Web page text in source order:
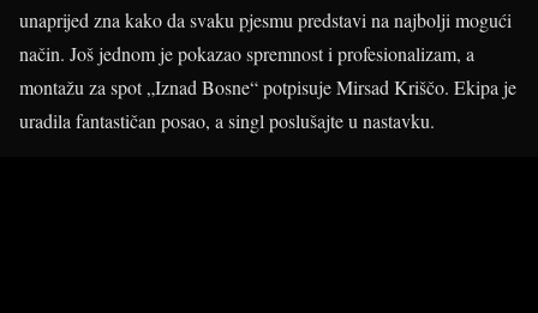
unaprijed zna kako da svaku pjesmu predstavi na najbolji mogući
način. Još jednom je pokazao spremnost i profesionalizam, a
montažu za spot „Iznad Bosne“ potpisuje Mirsad Kriščo. Ekipa je
uradila fantastičan posao, a singl poslušajte u nastavku.